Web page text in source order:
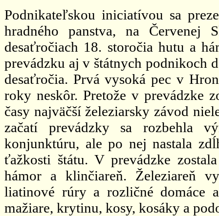
Podnikateľskou iniciatívou sa
hradného panstva, na
desaťročiach 18. storočia hutu a
prevádzku aj v štátnych podnikoch
desaťročia. Prvá vysoká pec v
roky neskôr. Pretože v prevádzke
časy najväčší železiarsky závod
začatí prevádzky sa rozbehla
konjunktúru, ale po nej nastala
ťažkosti štátu. V prevádzke
hámor a klinčiareň. Železiareň
liatinové rúry a rozličné domáce
mažiare, krytinu, kosy, kosáky a